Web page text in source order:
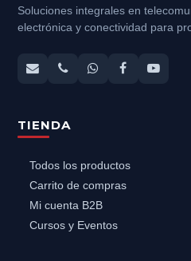
Soluciones integrales en
electrónica y conectividad para
TIENDA
Todos los productos
Carrito de compras
Mi cuenta B2B
Cursos y Eventos